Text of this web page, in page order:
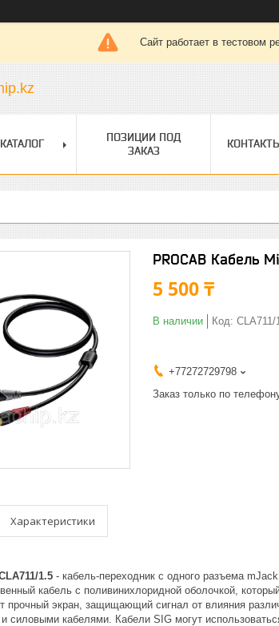
Сайт работает в тестовом
КАТАЛОГ
ПОЗИЦИИ ПОД
ЗАКАЗ
PROCAB Кабель
5 500 ₸
В наличии Код: CLA711/
+77272729798
Заказ только по
Характеристики
1.5 - кабель-переходник с одного разъема
кабель с поливинихлоридной оболочкой,
прочный экран, защищающий сигнал от влияния
силовыми кабелями. Кабели SIG могут